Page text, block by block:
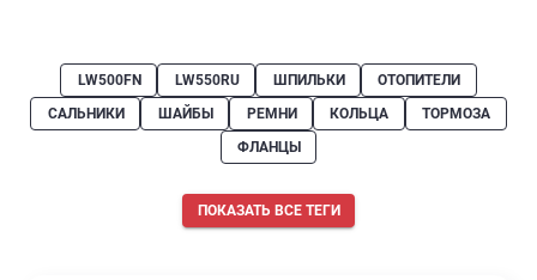
LW500FN LW550RU ШПИЛЬКИ
ОТОПИТЕЛИ
САЛЬНИКИ
ШАЙБЫ РЕМНИ КОЛЬЦА
ТОРМОЗА
ФЛАНЦЫ
ПОКАЗАТЬ ВСЕ ТЕГИ